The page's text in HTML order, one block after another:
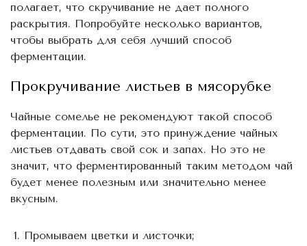
полагает, что скручивание не дает полного
раскрытия. Попробуйте несколько вариантов,
чтобы выбрать для себя лучший способ
ферментации.
Прокручивание листьев в мясорубке
Чайные сомелье не рекомендуют такой способ
ферментации. По сути, это принуждение чайных
листьев отдавать свой сок и запах. Но это не
значит, что ферментированный таким методом чай
будет менее полезным или значительно менее
вкусным.
Промываем цветки и листочки;